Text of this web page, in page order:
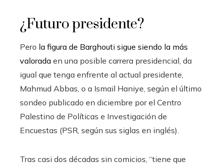
¿Futuro presidente?
Pero la figura de Barghouti sigue siendo la más
valorada en una posible carrera presidencial, da
igual que tenga enfrente al actual presidente,
Mahmud Abbas, o a Ismail Haniye, según el último
sondeo publicado en diciembre por el Centro
Palestino de Políticas e Investigación de
Encuestas (PSR, según sus siglas en inglés).
Tras casi dos décadas sin comicios, “tiene que